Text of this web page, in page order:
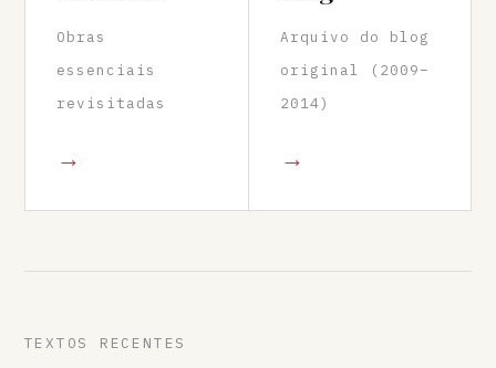
Obras
essenciais
revisitadas
→
Arquivo do blog
original (2009–
2014)
→
TEXTOS RECENTES